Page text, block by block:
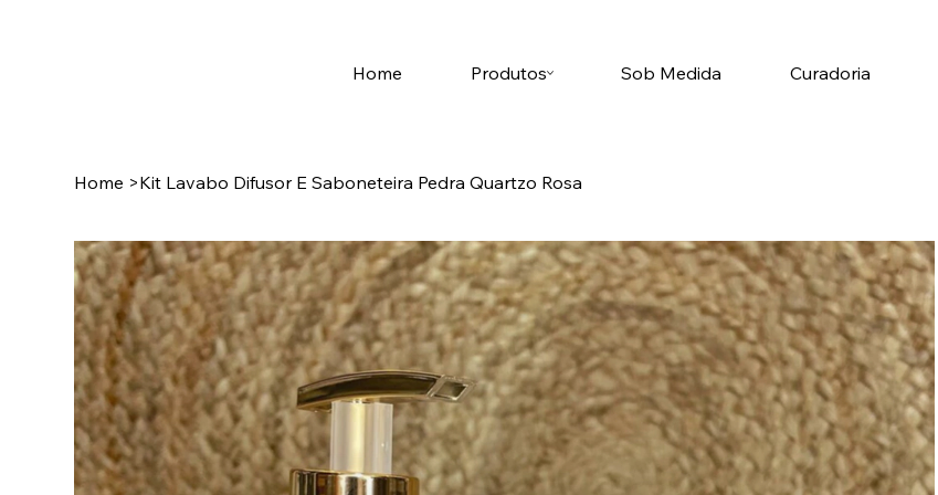
Home Produtos Sob Medida Curadoria
Home >Kit Lavabo Difusor E Saboneteira Pedra Quartzo Rosa